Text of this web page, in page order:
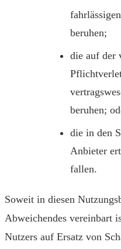
beruhen;
die auf der
beruhen;
die in den
Anbieter
fallen.
Soweit in diesen
Abweichendes vereinbart
Nutzers auf Ersatz von